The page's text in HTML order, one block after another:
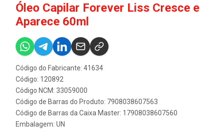
Óleo Capilar Forever Liss Cresce e
Aparece 60ml
Código do Fabricante: 41634
Código: 120892
Código NCM: 33059000
Código de Barras do Produto: 7908038607563
Código de Barras da Caixa Master: 17908038607560
Embalagem: UN